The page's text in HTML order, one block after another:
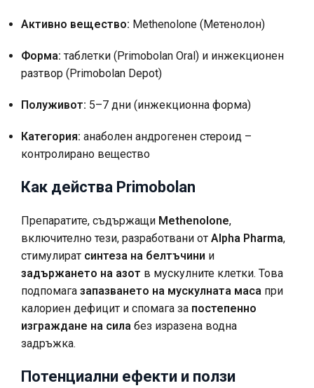
Активно вещество: Methenolone (Метенолон)
Форма: таблетки (Primobolan Oral) и инжекционен
разтвор (Primobolan Depot)
Полуживот: 5–7 дни (инжекционна форма)
Категория: анаболен андрогенен стероид –
контролирано вещество
Как действа Primobolan
Препаратите, съдържащи Methenolone,
включително тези, разработвани от Alpha Pharma,
стимулират синтеза на белтъчини и
задържането на азот в мускулните клетки. Това
подпомага запазването на мускулната маса при
калориен дефицит и спомага за постепенно
изграждане на сила без изразена водна
задръжка.
Потенциални ефекти и ползи